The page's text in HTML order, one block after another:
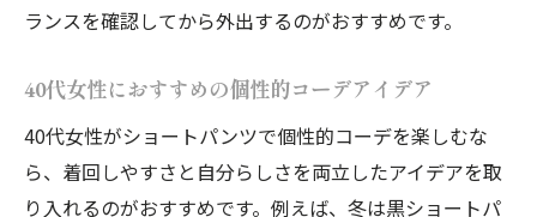
ランスを確認してから外出するのがおすすめです。
40代女性におすすめの個性的コーデアイデア
40代女性がショートパンツで個性的コーデを楽しむな
ら、着回しやすさと自分らしさを両立したアイデアを取
り入れるのがおすすめです。例えば、冬は黒ショートパ